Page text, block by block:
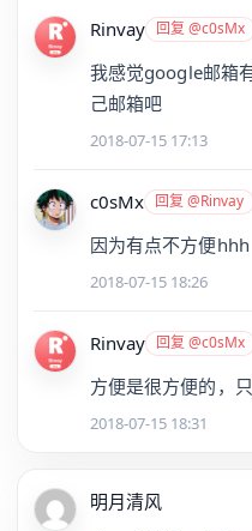
Rinvay 回复 @c0sMx
我感觉google邮箱
己邮箱吧
2018-07-15 17:13
c0sMx 回复 @Rinvay
因为有点不方便hhh
2018-07-15 18:26
Rinvay 回复 @c0sMx
方便是很方便的，
2018-07-15 18:31
明月清风